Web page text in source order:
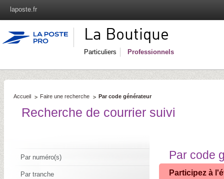
laposte.fr
La Boutique
Particuliers Professionnels
Accueil Faire une recherche Par code générateur
Recherche de courrier suivi
Par numéro(s)
Par tranche
Par code
Participez à